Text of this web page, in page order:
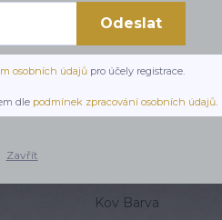
Náramek Hory z
Nylonové lanko
lásku k horám.
Dostupnost
Kov Barva
Odeslat
osobních údajů pro účely registrace.
dle podmínek zpracování osobních údajů.
Zavřít